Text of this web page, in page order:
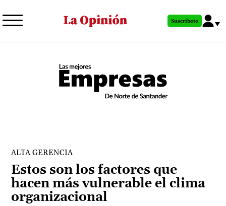
al
principal
Suscríbete
ALTA GERENCIA
Estos son los factores que
hacen más vulnerable el clima
organizacional